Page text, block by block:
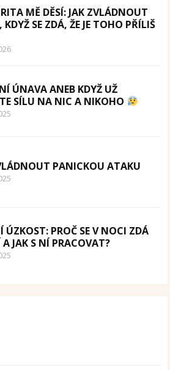
MĚ DĚSÍ: JAK ZVLÁDNOUT
KDYŽ SE ZDÁ, ŽE JE TOHO PŘÍLIŠ
ÚNAVA ANEB KDYŽ UŽ
SÍLU NA NIC A NIKOHO
PANICKOU ATAKU
ÚZKOST: PROČ SE V NOCI ZDÁ
A JAK S NÍ PRACOVAT?